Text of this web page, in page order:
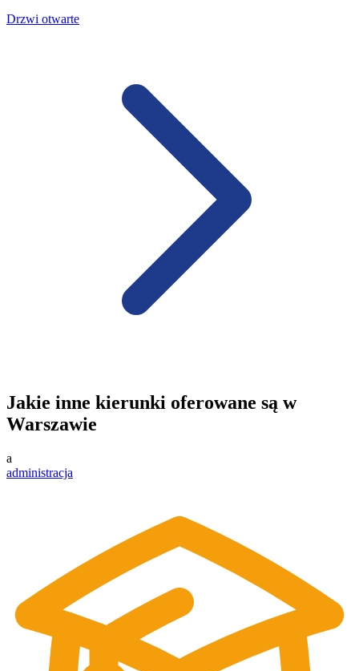
Drzwi otwarte
Jakie inne kierunki oferowane są w
Warszawie
a
administracja